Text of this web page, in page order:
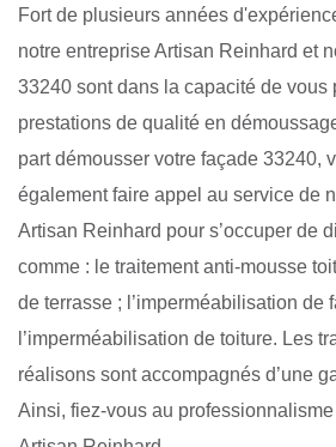
Fort de plusieurs années
notre entreprise Artisan Reinhard et
33240 sont dans la capacité de vous
prestations de qualité en
part démousser votre façade 33240,
également faire appel au service de
Artisan Reinhard pour s’occuper de
comme : le traitement anti-mousse
de terrasse ; l’imperméabilisation de
l’imperméabilisation de toiture. Les
réalisons sont accompagnés d’une
Ainsi, fiez-vous au